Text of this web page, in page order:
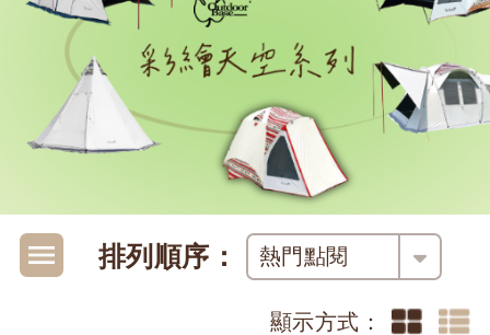
排列順序： 熱門點閱
顯示方式：